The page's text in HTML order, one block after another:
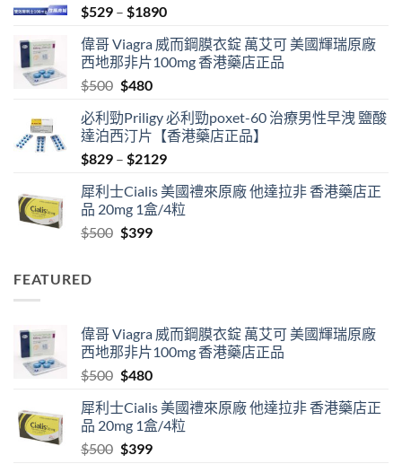
$529 – $1890Price
$529
through
偉哥 Viagra 威而鋼膜衣錠 萬艾可 美國輝瑞原廠
西地那非片100mg 香港藥店正品
$500 Original
was:
$500.
$480Current
is:
$480.
必利勁Priligy 必利勁poxet-60 治療男性早洩 鹽酸
達泊西汀片【香港藥店正品】
$829 – $2129Price
$829
through
犀利士Cialis 美國禮來原廠 他達拉非 香港藥店正
品 20mg 1盒/4粒
$500 Original
$399Current
FEATURED
偉哥 Viagra 威而鋼膜衣錠 萬艾可 美國輝瑞原廠
西地那非片100mg 香港藥店正品
$500 Original
was:
$500.
$480Current
is:
$480.
犀利士Cialis 美國禮來原廠 他達拉非 香港藥店正
品 20mg 1盒/4粒
$500 Original
$399Current